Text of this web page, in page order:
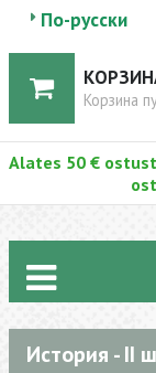
По-русски
Корзина
Alates 50 €
История - II